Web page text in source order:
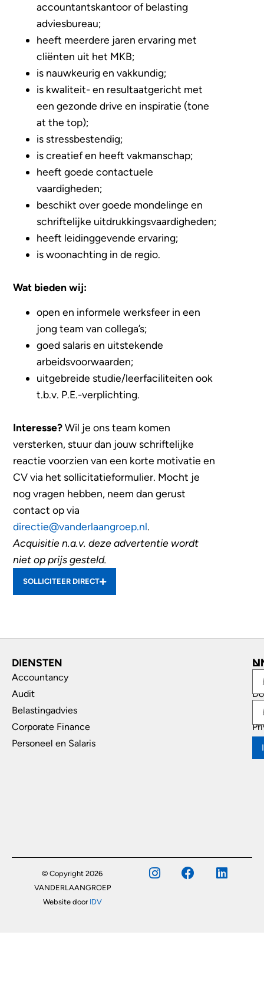
accountantskantoor of belasting
adviesbureau;
heeft meerdere jaren ervaring met
cliënten uit het MKB;
is nauwkeurig en vakkundig;
is kwaliteit- en resultaatgericht met
een gezonde drive en inspiratie (tone
at the top);
is stressbestendig;
is creatief en heeft vakmanschap;
heeft goede contactuele
vaardigheden;
beschikt over goede mondelinge en
schriftelijke uitdrukkingsvaardigheden;
heeft leidinggevende ervaring;
is woonachting in de regio.
Wat bieden wij:
open en informele werksfeer in een
jong team van collega’s;
goed salaris en uitstekende
arbeidsvoorwaarden;
uitgebreide studie/leerfaciliteiten ook
t.b.v. P.E.-verplichting.
Interesse?Wil je ons team komen
versterken, stuur dan jouw schriftelijke
reactie voorzien van een korte motivatie en
CV via het sollicitatieformulier. Mocht je
nog vragen hebben, neem dan gerust
contact op via
directie@vanderlaangroep.nl.
Acquisitie n.a.v. deze advertentie wordt
niet op prijs gesteld.
SOLLICITEER DIRECT
DIENSTEN
Accountancy
Audit
Belastingadvies
Corporate Finance
Personeel en Salaris
© Copyright 2026
VANDERLAANGROEP
Website door IDV